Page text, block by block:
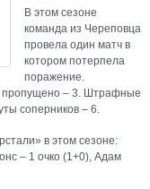
В этом сезоне
команда из Череповца
провела один матч в
котором потерпела
поражение.
– 3. Штрафные
соперников – 6.
в этом сезоне:
– 1 очко (1+0), Адам